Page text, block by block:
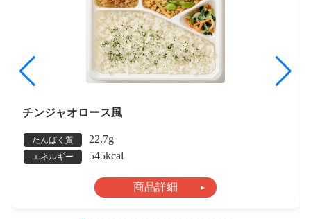
チンジャオロース風
たんぱく質 22.7g
エネルギー 545kcal
商品詳細